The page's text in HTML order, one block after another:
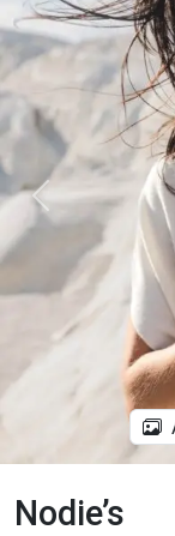
Previous
Nodie’s